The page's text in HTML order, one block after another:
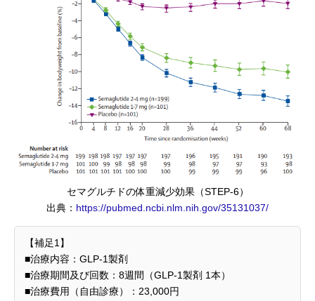
セマグルチドの体重減少効果（STEP-6）
出典： https://pubmed.ncbi.nlm.nih.gov/35131037/
【補足1】
■治療内容：GLP-1製剤
■治療期間及び回数：8週間（GLP-1製剤 1本）
■治療費用（自由診療）：23,000円